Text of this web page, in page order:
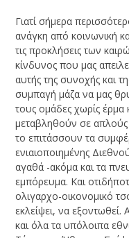
Γιατί σήμερα
ανάγκη από κοινωνική
τις προκλήσεις των
κίνδυνος που μας
αυτής της συνοχής και
συμπαγή μάζα να μας
τους ομάδες χωρίς έρμα
μεταβληθούν σε απλούς
το επιτάσσουν τα
ενιαιοποιημένης
αγαθά -ακόμα και τα
εμπόρευμα. Και
ολιγαρχο-οικονομικό
εκλείψει, να εξοντωθεί.
και όλα τα υπόλοιπα